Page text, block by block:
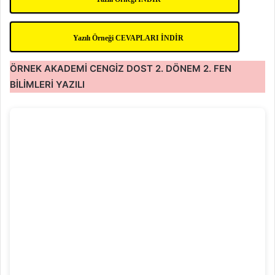
Yazılı Örneği CEVAPLARI İNDİR
ÖRNEK AKADEMİ CENGİZ DOST 2. DÖNEM 2. FEN
BİLİMLERİ YAZILI